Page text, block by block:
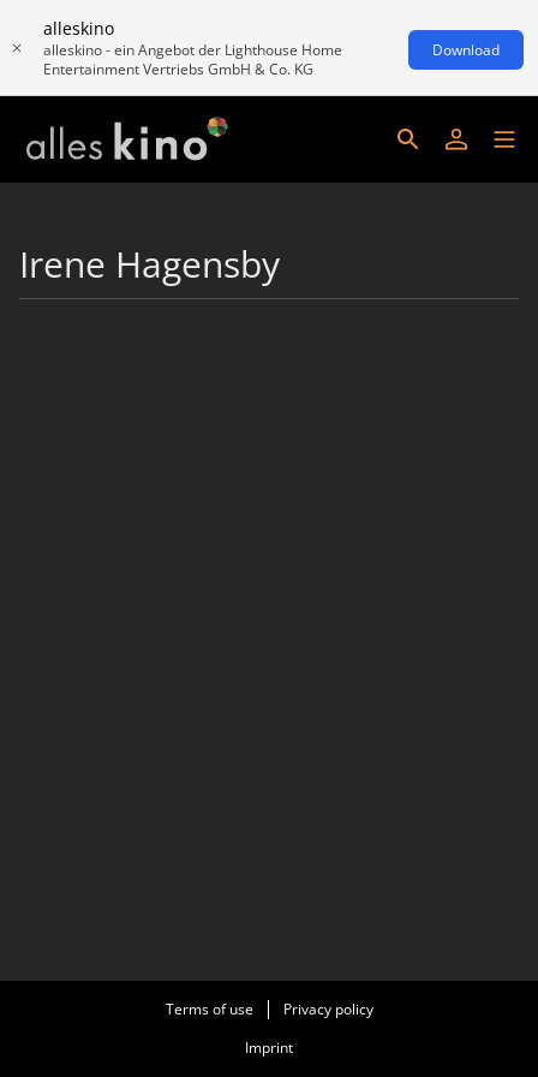
alleskino
alleskino - ein Angebot der Lighthouse Home
Entertainment Vertriebs GmbH & Co. KG
Download
Irene Hagensby
Terms of use
Privacy policy
Imprint